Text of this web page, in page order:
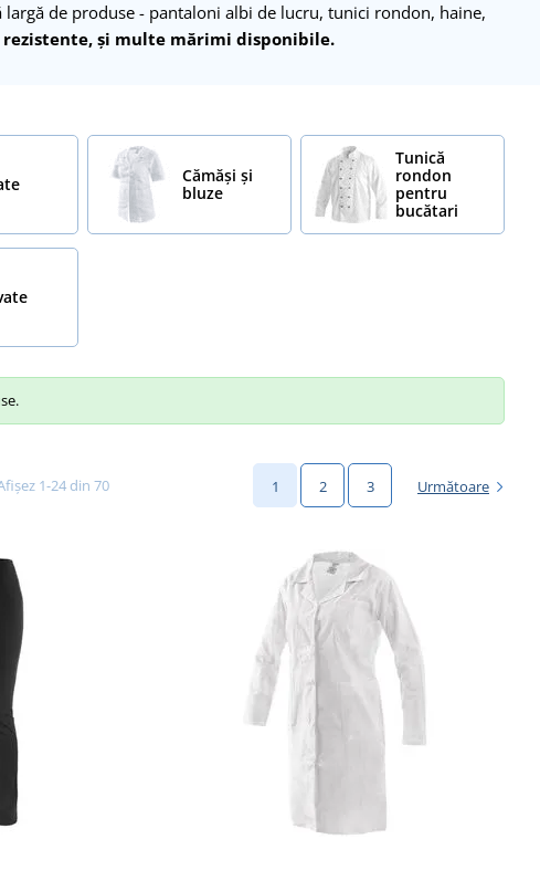
de produse - pantaloni albi de lucru, tunici rondon, haine,
și multe mărimi disponibile.
Cămăși și
bluze
Tunică
rondon
pentru
bucătari
1-24 din 70 1 2 3 Următoare